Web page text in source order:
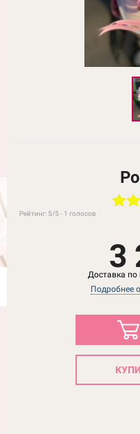
Рейтинг: 5/5 - 1 голосов
3
Доставка по
Подробнее